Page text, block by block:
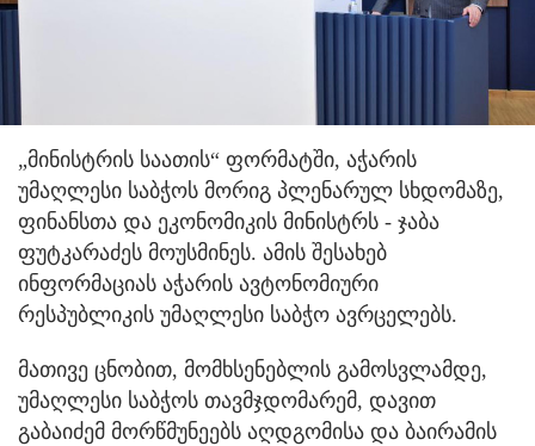
„მინისტრის საათის“ ფორმატში, აჭარის
უმაღლესი საბჭოს მორიგ პლენარულ სხდომაზე,
ფინანსთა და ეკონომიკის მინისტრს - ჯაბა
ფუტკარაძეს მოუსმინეს. ამის შესახებ
ინფორმაციას აჭარის ავტონომიური
რესპუბლიკის უმაღლესი საბჭო ავრცელებს.
მათივე ცნობით, მომხსენებლის გამოსვლამდე,
უმაღლესი საბჭოს თავმჯდომარემ, დავით
გაბაიძემ მორწმუნეებს აღდგომისა და ბაირამის